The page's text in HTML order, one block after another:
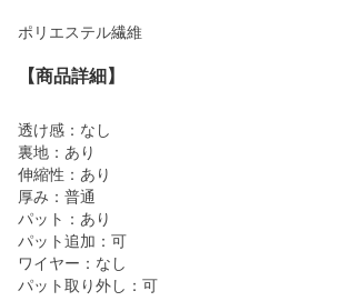
ポリエステル繊維
【商品詳細】
透け感：なし
裏地：あり
伸縮性：あり
厚み：普通
パット：あり
パット追加：可
ワイヤー：なし
パット取り外し：可